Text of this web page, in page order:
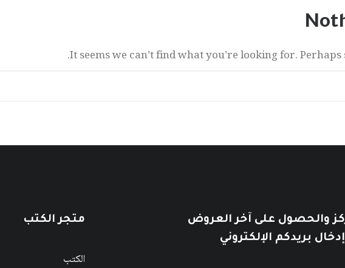
It seems we can’t find what you’re looking for.
والحصول على آخر العروض
بريدكم الإلكتروني
متجر الكتب
الكتب